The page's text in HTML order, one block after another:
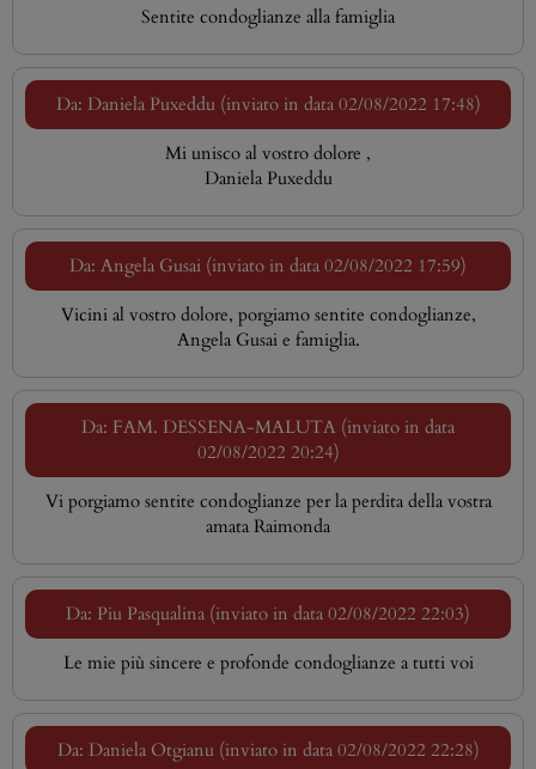
Sentite condoglianze alla famiglia
Da: Daniela Puxeddu (inviato in data 02/08/2022 17:48)
Mi unisco al vostro dolore ,
Daniela Puxeddu
Da: Angela Gusai (inviato in data 02/08/2022 17:59)
Vicini al vostro dolore, porgiamo sentite condoglianze,
Angela Gusai e famiglia.
Da: FAM. DESSENA-MALUTA (inviato in data
02/08/2022 20:24)
Vi porgiamo sentite condoglianze per la perdita della vostra
amata Raimonda
Da: Piu Pasqualina (inviato in data 02/08/2022 22:03)
Le mie più sincere e profonde condoglianze a tutti voi
Da: Daniela Otgianu (inviato in data 02/08/2022 22:28)